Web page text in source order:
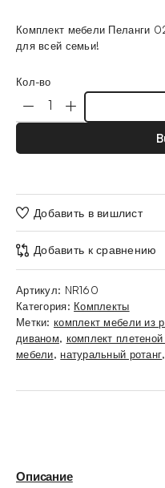
Комплект мебели Пеланги
для всей семьи!
Кол-во
Добавить в вишлист
Добавить к сравнению
Артикул: NR160
Категория: Комплекты
Метки: комплект мебели из
диваном, комплект
мебели, натуральный ротанг,
Описание